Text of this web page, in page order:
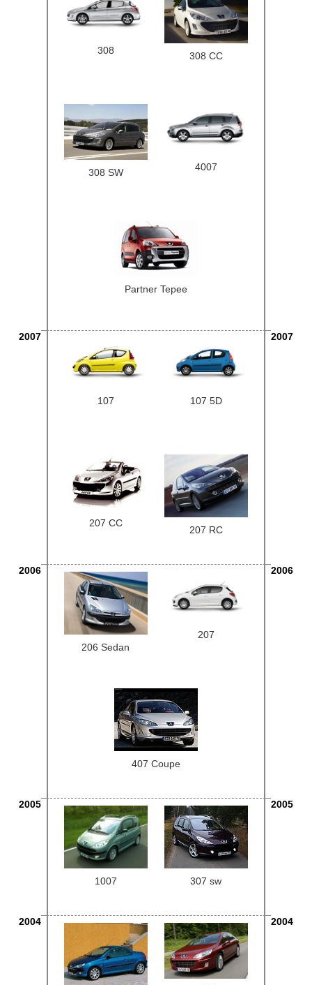
308 308 CC
308 SW 4007
Partner Tepee
2007 2007
107 107 5D
207 CC
207 RC
2006 2006
206 Sedan
207
407 Coupe
2005 2005
1007 307 sw
2004 2004